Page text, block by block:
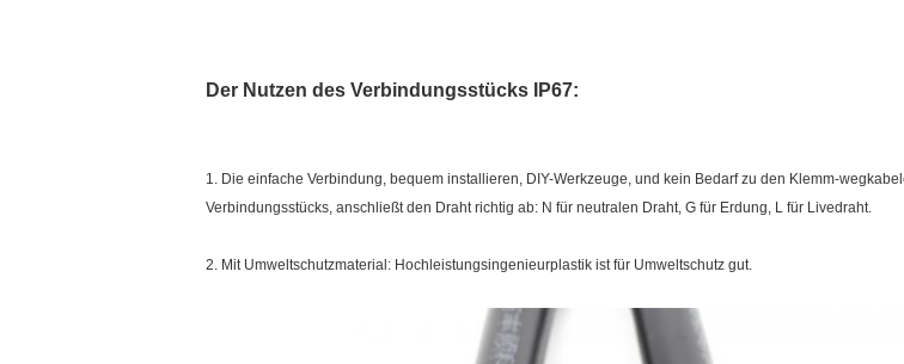
Der Nutzen des Verbindungsstücks IP67:
1. Die einfache Verbindung, bequem installieren, DIY-Werkzeuge, und kein Bedarf zu den Klemm-
Verbindungsstücks, anschließt den Draht richtig ab: N für neutralen Draht, G für Erdung, L für Livedraht.
2. Mit Umweltschutzmaterial: Hochleistungsingenieurplastik ist für Umweltschutz gut.